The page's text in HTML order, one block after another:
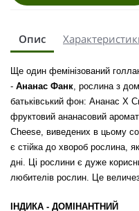
Опис
Ще один фемінізований
- Ананас Фанк , рослина з
батьківський фон: Ананас X
фруктовий ананасовий
Cheese, виведених в цьому
є стійка до хвороб рослина,
дні. Ці рослини є дуже
любителів рослин. Це
ІНДИКА - ДОМІНАНТНИЙ